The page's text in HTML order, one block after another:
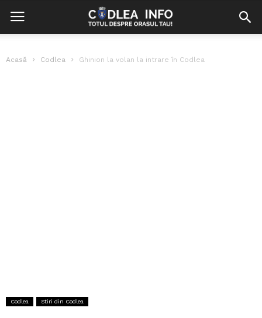
Acasă Codlea Ghinion la volan la intrare în Codlea
Codlea Stiri din Codlea